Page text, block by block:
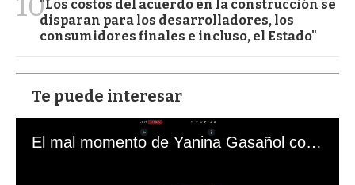
"Los costos del acuerdo en la construcción se
disparan para los desarrolladores, los
consumidores finales e incluso, el Estado"
Te puede interesar
El mal momento de Yanina Gasañol con un hincha argentino en "Subrayado"